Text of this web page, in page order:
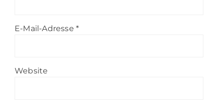
E-Mail-Adresse *
Website